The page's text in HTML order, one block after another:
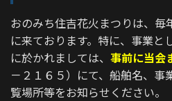
おのみち住吉花火まつりは、
に来ております。特に、事業と
に於かれましては、 事前に当会
－２１６５）にて、船舶名、事
覧場所等をお知らせください。